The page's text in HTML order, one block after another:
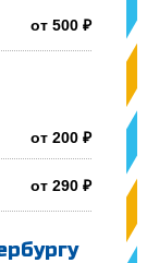
от 500 ₽
от 200 ₽
от 290 ₽